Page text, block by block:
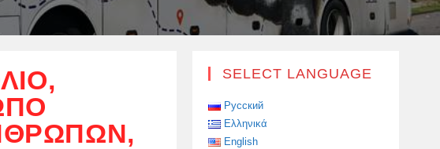
SELECT LANGUAGE
Русский
Ελληνικά
English